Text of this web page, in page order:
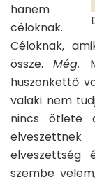
hanem
céloknak.
Céloknak,
össze.Még.
huszonkettő
valaki nem
nincs ötlete
elveszettség
szembe